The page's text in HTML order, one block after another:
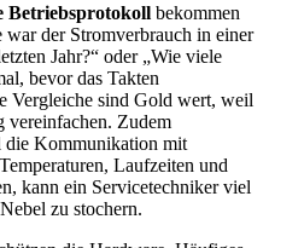
Betriebsprotokoll bekommen
war der Stromverbrauch in einer
Jahr?“ oder „Wie viele
bevor das Takten
Vergleiche sind Gold wert, weil
vereinfachen. Zudem
die Kommunikation mit
Laufzeiten und
kann ein Servicetechniker viel
zu stochern.